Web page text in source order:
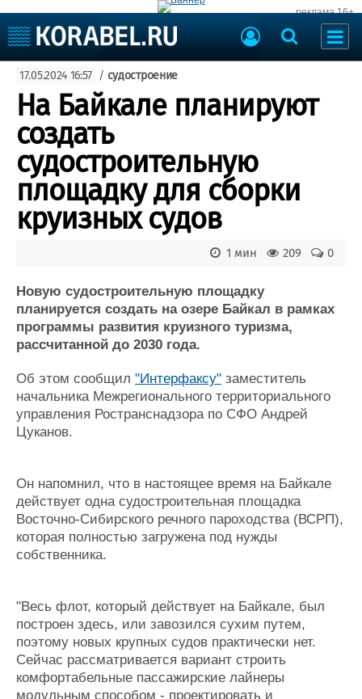
реклама 16+
Судоходство
Судоремонт
События
Порты
Рыболовство
ВМФ
Образование
Яхты и катера
Еще
Судостроение
Компании
Репутация
Работа
Журнал
Реклама
Торговая площадка
Доска объявлений
Оборудование
Изделия
Материалы
Услуги
Личности
Словарь
Форум
Отзывы
Все службы
17.05.2024 16:57 / судостроение
На Байкале планируют
создать
судостроительную
площадку для сборки
круизных судов
0
209
1 мин
Новую судостроительную площадку
планируется создать на озере Байкал в рамках
программы развития круизного туризма,
рассчитанной до 2030 года.
Об этом сообщил "Интерфаксу" заместитель
начальника Межрегионального территориального
управления Ространснадзора по СФО Андрей
Цуканов.
Он напомнил, что в настоящее время на Байкале
действует одна судостроительная площадка
Восточно-Сибирского речного пароходства (ВСРП),
которая полностью загружена под нужды
собственника.
"Весь флот, который действует на Байкале, был
построен здесь, или завозился сухим путем,
поэтому новых крупных судов практически нет.
Сейчас рассматривается вариант строить
комфортабельные пассажирские лайнеры
модульным способом - проектировать и